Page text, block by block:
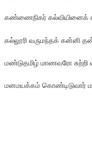
கண்ணைநிகர் கல்வியினைக்
கல்லூரி வருமந்தக் கன்னி
மண்டுதமிழ் மாணவரோ சுற்றி
மனமயக்கம் கொண்டிடுவார்